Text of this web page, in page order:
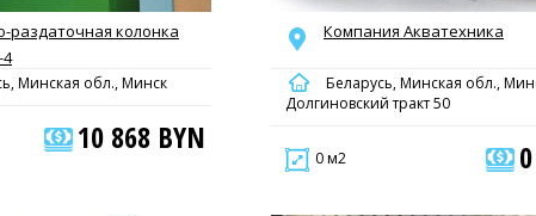
раздаточная колонка
Минская обл., Минск
10 868 BYN
Компания Акватехника
Беларусь, Минская обл.,
Долгиновский тракт 50
0 м2